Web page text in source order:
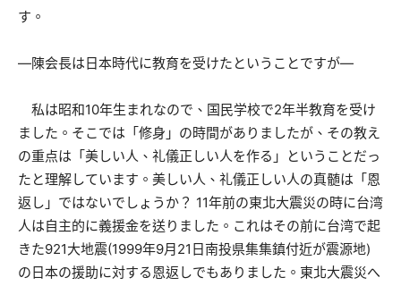
す。
―陳会長は日本時代に教育を受けたということですが―
私は昭和10年生まれなので、国民学校で2年半教育を受け
ました。そこでは「修身」の時間がありましたが、その教え
の重点は「美しい人、礼儀正しい人を作る」ということだっ
たと理解しています。美しい人、礼儀正しい人の真髄は「恩
返し」ではないでしょうか？ 11年前の東北大震災の時に台湾
人は自主的に義援金を送りました。これはその前に台湾で起
きた921大地震(1999年9月21日南投県集集鎮付近が震源地)
の日本の援助に対する恩返しでもありました。東北大震災へ